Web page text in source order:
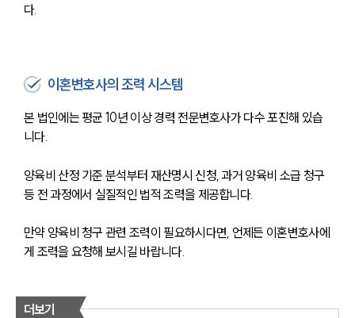
다.
이혼변호사의 조력 시스템
본 법인에는 평균 10년 이상 경력 전문변호사가 다수 포진해 있습
니다.
양육비 산정 기준 분석부터 재산명시 신청, 과거 양육비 소급 청구
등 전 과정에서 실질적인 법적 조력을 제공합니다.
만약 양육비 청구 관련 조력이 필요하시다면, 언제든 이혼변호사에
게 조력을 요청해 보시길 바랍니다.
더보기